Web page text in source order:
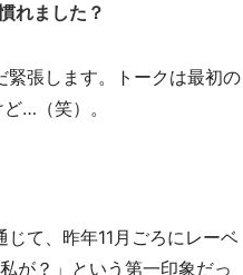
れました？
張します。トークは最初の
…（笑）。
て、昨年11月ごろにレーベ
が？」という第一印象だっ